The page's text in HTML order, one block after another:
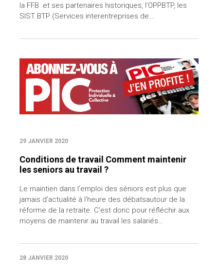
la FFB et ses partenaires historiques, l’OPPBTP, les
SIST BTP (Services interentreprises de…
29 JANVIER 2020
Conditions de travail Comment maintenir
les seniors au travail ?
Le maintien dans l’emploi des séniors est plus que
jamais d’actualité à l’heure des débatsautour de la
réforme de la retraite. C’est donc pour réfléchir aux
moyens de maintenir au travail les salariés…
28 JANVIER 2020